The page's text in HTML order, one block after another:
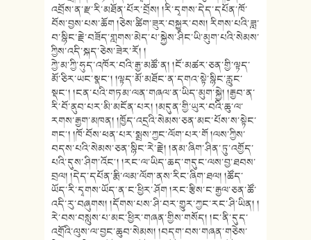
འབྲོས་ན་རྫ་རི་མཐོན་པོར་བྲོས། །རི་དྭགས་དེད་དཔོན་ཁོ་
བོས་བྱས་པས་ཆོག །ཅེས་ཚིག་ཟུར་བསྐྱུར་བས། རིགས་པའི་ཟླ་
བ་སྙིང་རྗེ་བཟོད་གླགས་མེད་པ་སྐྱེས་ཤིང་ཡི་མུག་པའི་སེམས་
ཀྱིས་འདི་སྐད་ཅེས་ཟེར་རོ། །
ཀྱེ་མ་ཀྱི་ཧུད་འཁོར་བའི་རྒྱ་མཚོ་ན། །ངོ་མཚར་ཅན་གྱི་ལྟད་
མོ་ཅིར་ཡང་སྣང༌། །ལྟད་མོ་མཐོང་ན་དགའ་སྟེ་སྙིང་རླུང་
སྡང༌། །ངན་པའི་གཏམ་ལན་གཞལ་ན་ཡིད་མུག་སྐྱེ། །རྒྱབ་ན་
རི་བོ་ནུབ་པར་མི་མངོན་པར། །མདུན་གྱི་ཡུར་བའི་ཆུ་ལ་
རགས་རྒྱག་མཁན། །ཁྱོད་འདྲའི་སེམས་ཅན་མང་པོས་ས་སྟེང་
གང༌། །ཁོ་བོས་ཕན་པར་སྨྲས་ཀྱང་ལོག་པར་གོ །ལས་ཀྱིས་
བདས་པའི་སེམས་ཅན་སྙིང་རེ་རྗེ། །ནམ་ཞིག་ཤིན་ཏུ་འགྱོད་
པའི་དུས་ཤིག་འོང༌། །རང་ལ་ཡིད་ཆད་གདུང་ལས་བྱ་ཐབས་
བྲལ། །དེད་དཔོན་རྨི་ལམ་ལོག་ནས་རིང་ཞིག་ཐལ། །ཚོད་
ཡོད་རི་དྭགས་ཡོད་ན་ང་ཕྱིར་ཤོག །རང་རྩིས་ང་རྒྱལ་ཅན་ཚོ་
འདི་རུ་བཞུགས། །དོགས་པས་ཤི་བར་གྱུར་ཀྱང་རང་ཤི་ཡིན། །
རེ་བས་བསླུས་པ་མང་ཕྱིར་གཞན་གྱིས་གསོད། །ང་ནི་དུད་
འགྲོའི་ལུས་ལ་བྱང་ཆུབ་སེམས། །བདག་བས་གཞན་གཅེས་